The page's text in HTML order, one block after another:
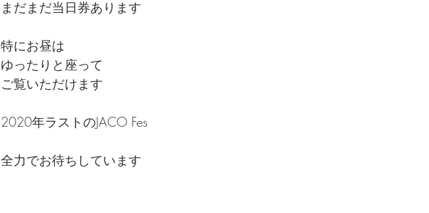
まだまだ当日券あります
特にお昼は
ゆったりと座って
ご覧いただけます
2020年ラストのJACO Fes
全力でお待ちしています